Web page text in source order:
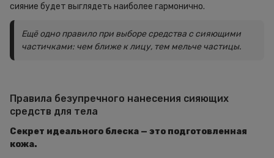
сияние будет выглядеть наиболее гармонично.
Ещё одно правило при выборе средства с сияющими
частичками: чем ближе к лицу, тем мельче частицы.
Правила безупречного нанесения сияющих
средств для тела
Секрет идеального блеска — это подготовленная
кожа.